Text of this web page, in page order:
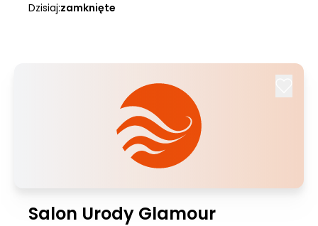
Dzisiaj:zamknięte
Salon Urody Glamour